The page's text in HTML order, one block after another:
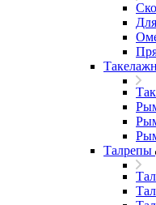
Талрепы